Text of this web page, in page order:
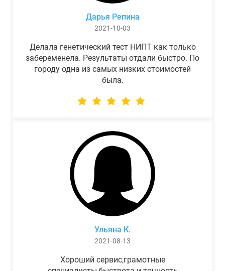
Дарья Репина
2021-10-03
Делала генетический тест НИПТ как только
забеременела. Результаты отдали быстро. По
городу одна из самых низких стоимостей
была.
Ульяна К.
2021-08-13
Хороший сервис,грамотные